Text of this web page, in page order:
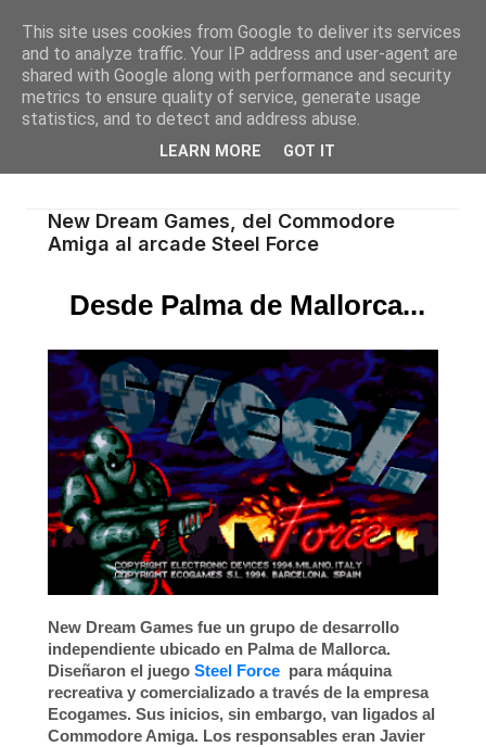
New Dream Games, del Commodore
Amiga al arcade Steel Force
Desde Palma de Mallorca...
New Dream Games fue un grupo de desarrollo
independiente ubicado en Palma de Mallorca.
Diseñaron el juego Steel Force para máquina
recreativa y comercializado a través de la empresa
Ecogames. Sus inicios, sin embargo, van ligados al
Commodore Amiga. Los responsables eran Javier
This site uses cookies from Google to deliver its services
and to analyze traffic. Your IP address and user-agent are
shared with Google along with performance and security
metrics to ensure quality of service, generate usage
statistics, and to detect and address abuse.
LEARN MORE GOT IT